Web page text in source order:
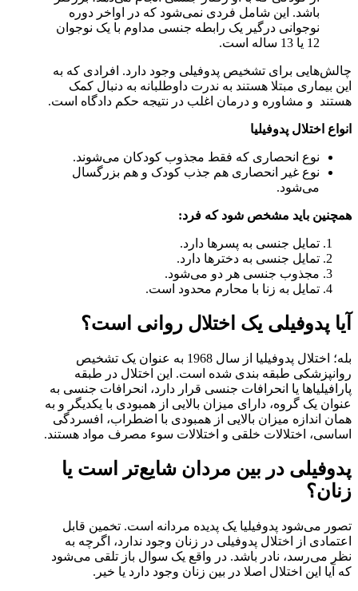
باشد. این شامل فردی نمی‌شود که در اواخر دوره
نوجوانی درگیر یک رابطه جنسی مداوم با یک نوجوان
12 یا 13 ساله است.
چالش‌هایی برای تشخیص پدوفیلی وجود دارد. افرادی که به
این بیماری مبتلا هستند به ندرت داوطلبانه به دنبال کمک
هستند و مشاوره و درمان اغلب در نتیجه حکم دادگاه است.
انواع اختلال پدوفیلیا
نوع انحصاری که فقط مجذوب کودکان می‌شوند.
نوع غیر انحصاری هم جذب کودک و هم بزرگسال
می‌شود.
همچنین باید مشخص شود که فرد:
تمایل جنسی به پسرها دارد.
تمایل جنسی به دخترها دارد.
مجذوب جنسی هر دو می‌شود.
تمایل به زنا با محارم محدود است.
آیا پدوفیلی یک اختلال روانی است؟
بله؛ اختلال پدوفیلیا از سال 1968 به عنوان یک تشخیص
روانپزشکی طبقه بندی شده است. این اختلال در طبقه
پارافیلیاها یا انحرافات جنسی قرار دارد، انحرافات جنسی به
عنوان یک گروه، دارای میزان بالایی از همبودی با یکدیگر و به
همان اندازه میزان بالایی از همبودی با اضطراب، افسردگی
اساسی، اختلالات خلقی و اختلالات سوء مصرف مواد هستند.
پدوفیلی در بین مردان شایع‌تر است یا
زنان؟
تصور می‌شود پدوفیلیا یک پدیده مردانه است. تخمین قابل
اعتمادی از اختلال پدوفیلی در زنان وجود ندارد، اگرچه به
نظر می‌رسد، نادر باشد. در واقع یک سوال باز تلقی می‌شود
که آیا این اختلال اصلا در بین زنان وجود دارد یا خیر.